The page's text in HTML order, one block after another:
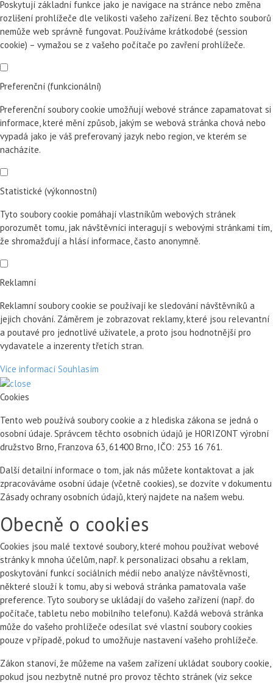
Poskytují základní funkce jako je navigace na stránce nebo změna
rozlišení prohlížeče dle velikosti vašeho zařízení. Bez těchto souborů
nemůže web správně fungovat. Používáme krátkodobé (session
cookie) – vymažou se z vašeho počítače po zavření prohlížeče.
Preferenční (funkcionální)
Preferenční soubory cookie umožňují webové stránce zapamatovat si
informace, které mění způsob, jakým se webová stránka chová nebo
vypadá jako je váš preferovaný jazyk nebo region, ve kterém se
nacházíte.
Statistické (výkonnostní)
Tyto soubory cookie pomáhají vlastníkům webových stránek
porozumět tomu, jak návštěvníci interagují s webovými stránkami tím,
že shromažďují a hlásí informace, často anonymně.
Reklamní
Reklamní soubory cookie se používají ke sledování návštěvníků a
jejich chování. Záměrem je zobrazovat reklamy, které jsou relevantní
a poutavé pro jednotlivé uživatele, a proto jsou hodnotnější pro
vydavatele a inzerenty třetích stran.
Více informací Souhlasím
Cookies
Tento web používá soubory cookie a z hlediska zákona se jedná o
osobní údaje. Správcem těchto osobních údajů je HORIZONT výrobní
družstvo Brno, Franzova 63, 61400 Brno, IČO: 253 16 761.
Další detailní informace o tom, jak nás můžete kontaktovat a jak
zpracováváme osobní údaje (včetně cookies), se dozvíte v dokumentu
Zásady ochrany osobních údajů, který najdete na našem webu.
Obecně o cookies
Cookies jsou malé textové soubory, které mohou používat webové
stránky k mnoha účelům, např. k personalizaci obsahu a reklam,
poskytování funkcí sociálních médií nebo analýze návštěvnosti,
některé slouží k tomu, aby si webová stránka pamatovala vaše
preference. Tyto soubory se ukládají do vašeho zařízení (např. do
počítače, tabletu nebo mobilního telefonu). Každá webová stránka
může do vašeho prohlížeče odesílat své vlastní soubory cookies
pouze v případě, pokud to umožňuje nastavení vašeho prohlížeče.
Zákon stanoví, že můžeme na vašem zařízení ukládat soubory cookie,
pokud jsou nezbytně nutné pro provoz těchto stránek (viz sekce